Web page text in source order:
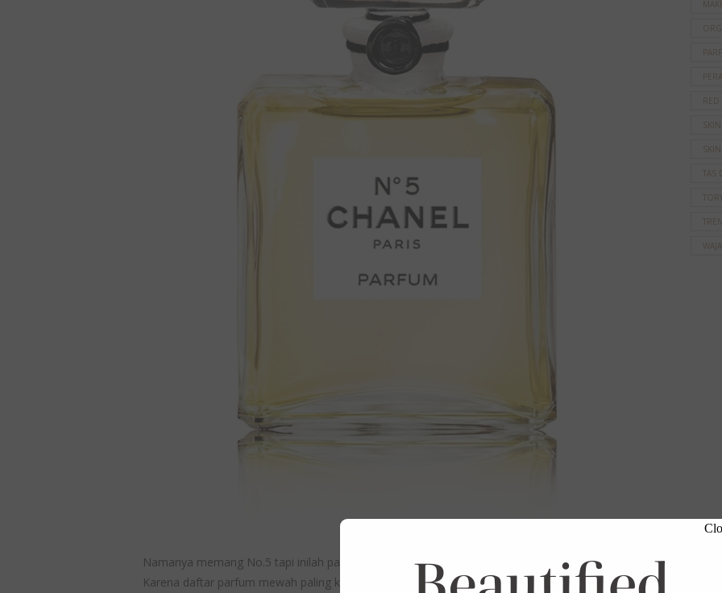
Namanya memang No.5 tapi inilah parfum mewah No.1 yang bisa dipastikan semua wanita setuju.
Karena daftar parfum mewah paling klasik sepanjang masa tidaklah lengkap tanpa adanya Chanel
RED
TAS